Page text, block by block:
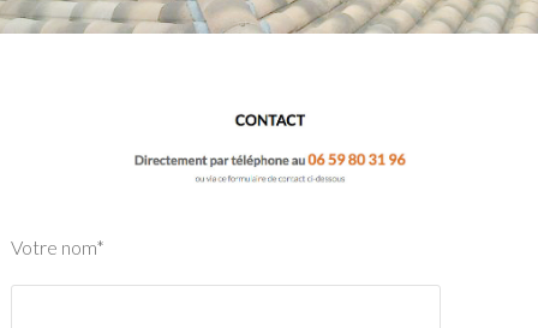
Votre nom*